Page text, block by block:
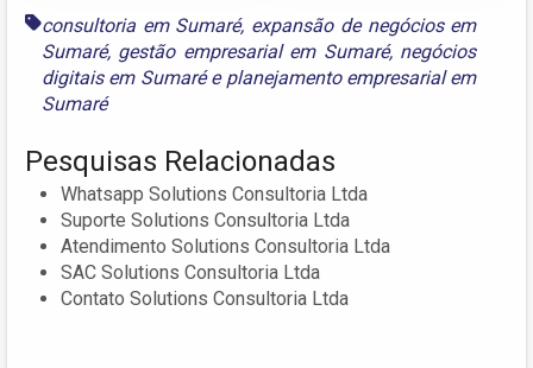
consultoria em Sumaré, expansão de negócios em
Sumaré, gestão empresarial em Sumaré, negócios
digitais em Sumarée planejamento empresarial em
Sumaré
Pesquisas Relacionadas
Whatsapp Solutions Consultoria Ltda
Suporte Solutions Consultoria Ltda
Atendimento Solutions Consultoria Ltda
SAC Solutions Consultoria Ltda
Contato Solutions Consultoria Ltda